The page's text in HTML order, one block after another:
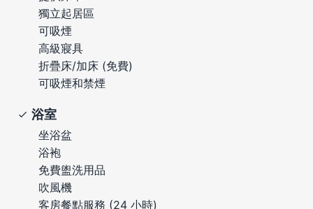
獨立起居區
可吸煙
高級寢具
折疊床/加床 (免費)
可吸煙和禁煙
浴室
坐浴盆
浴袍
免費盥洗用品
吹風機
客房餐點服務 (24 小時)